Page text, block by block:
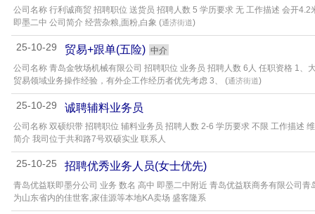
公司名称 行利诚商贸 招聘职位 送货员 招聘人数 5 学历要求 无 工作描述 会开
即墨二中 公司简介 经营杂粮,面粉,白象 (通济街道)
25-10-29 贸易+跟单(五险) 中介
公司名称 青岛金牧场机械有限公司 招聘职位 业务员 招聘人数 6人 任职资格 1、
贸易领域业务操作经验，有外企工作经历者优先考虑 3、 (通济街道)
25-10-29 诚聘辅料业务员
公司名称 双硕织带 招聘职位 辅料业务员 招聘人数 2-6 学历要求 不限 工作描述
简介 我司位于共和路7号双硕实业 联系人
25-10-25 招聘优秀业务人员(女士优先)
青岛优益联即墨分公司 业务 数名 高中 即墨二中附近 青岛优益联商务有限公司
为山东省内的佳世客,家佳源等本地KA卖场 盛客隆系